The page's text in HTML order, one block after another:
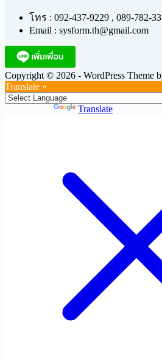
โทร : 092-437-9229 , 089-782-
Email : sysform.th@gmail.com
Copyright © 2026 - WordPress Theme
Translate »
Translate